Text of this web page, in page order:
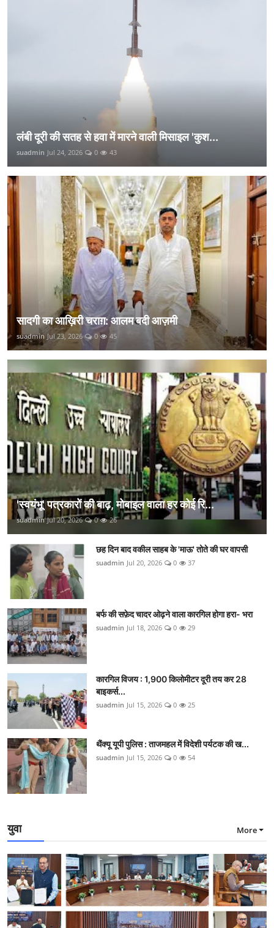
लंबी दूरी की सतह से हवा में मारने वाली मिसाइल 'कुश...
suadmin Jul 24, 2026 0 43
सादगी का आख़िरी चराग़: आलम बदी आज़मी
suadmin Jul 23, 2026 0 45
'स्वयंभू' पत्रकारों की बाढ़, मोबाइल वाला हर कोई रि...
suadmin Jul 20, 2026 0 26
छह दिन बाद वकील साहब के 'माऊ' तोते की घर वापसी
suadmin Jul 20, 2026 0 37
बर्फ की सफ़ेद चादर ओढ़ने वाला कारगिल होगा हरा- भरा
suadmin Jul 18, 2026 0 29
कारगिल विजय : 1,900 किलोमीटर दूरी तय कर 28
बाइकर्स...
suadmin Jul 15, 2026 0 25
थैंक्यू यूपी पुलिस : ताजमहल में विदेशी पर्यटक की ख...
suadmin Jul 15, 2026 0 54
युवा More